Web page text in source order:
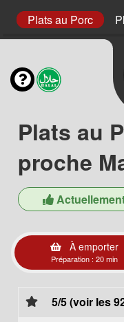
Plats au Porc
Plats au
proche
À emporter
Préparation : 20 min
5/5 (voir les